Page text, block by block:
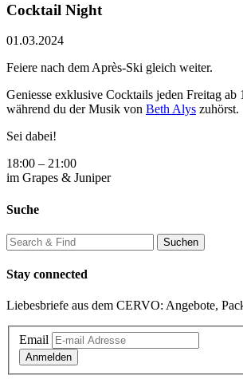
Cocktail Night
01.03.2024
Feiere nach dem Après-Ski gleich weiter.
Geniesse exklusive Cocktails jeden Freitag
während du der Musik von Beth Alys zuhörst.
Sei dabei!
18:00 – 21:00
im Grapes & Juniper
Suche
Stay connected
Liebesbriefe aus dem CERVO: Angebote,
Email
Anmelden